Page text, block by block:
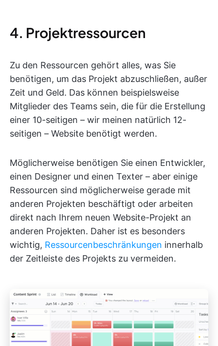
4. Projektressourcen
Zu den Ressourcen gehört alles, was Sie
benötigen, um das Projekt abzuschließen, außer
Zeit und Geld. Das können beispielsweise
Mitglieder des Teams sein, die für die Erstellung
einer 10-seitigen – wir meinen natürlich 12-
seitigen – Website benötigt werden.
Möglicherweise benötigen Sie einen Entwickler,
einen Designer und einen Texter – aber einige
Ressourcen sind möglicherweise gerade mit
anderen Projekten beschäftigt oder arbeiten
direkt nach Ihrem neuen Website-Projekt an
anderen Projekten. Daher ist es besonders
wichtig, Ressourcenbeschränkungen innerhalb
der Zeitleiste des Projekts zu vermeiden.